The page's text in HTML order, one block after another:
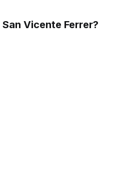
Vicente Ferrer?